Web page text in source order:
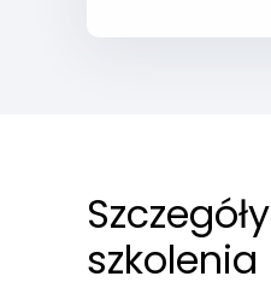
Szczegóły
szkolenia